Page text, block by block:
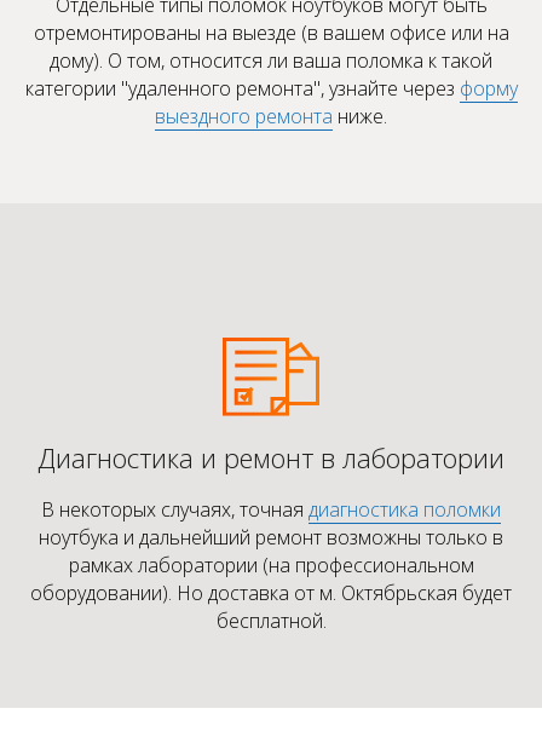
отремонтированы на выезде (в вашем офисе или на
дому). О том, относится ли ваша поломка к такой
категории "удаленного ремонта", узнайте через форму
выездного ремонта ниже.
Диагностика и ремонт в лаборатории
В некоторых случаях, точная диагностика поломки
ноутбука и дальнейший ремонт возможны только в
рамках лаборатории (на профессиональном
оборудовании). Но доставка от м. Октябрьская будет
бесплатной.